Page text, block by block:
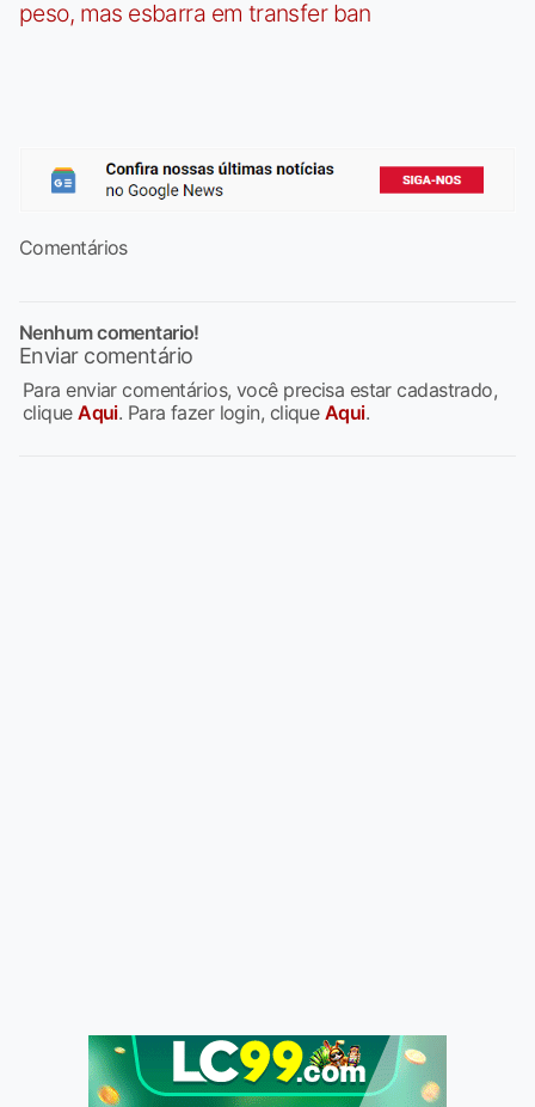
peso, mas esbarra em transfer ban
Comentários
Nenhum comentario!
Enviar comentário
Para enviar comentários, você precisa estar cadastrado,
cliqueAqui. Para fazer login, clique Aqui.